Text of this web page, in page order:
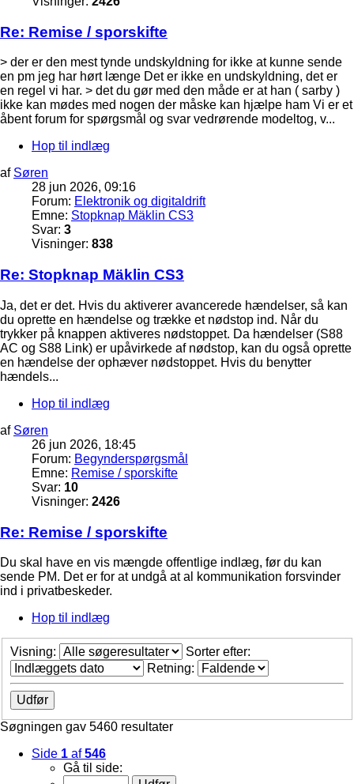
Re: Remise / sporskifte
> der er den mest tynde undskyldning for ikke at kunne sende
en pm jeg har hørt længe Det er ikke en undskyldning, det er
en regel vi har. > det du gør med den måde er at han ( sarby )
ikke kan mødes med nogen der måske kan hjælpe ham Vi er et
åbent forum for spørgsmål og svar vedrørende modeltog, v...
Hop til indlæg
af Søren
28 jun 2026, 09:16
Forum: Elektronik og digitaldrift
Emne: Stopknap Mäklin CS3
Svar: 3
Visninger: 838
Re: Stopknap Mäklin CS3
Ja, det er det. Hvis du aktiverer avancerede hændelser, så kan
du oprette en hændelse og trække et nødstop ind. Når du
trykker på knappen aktiveres nødstoppet. Da hændelser (S88
AC og S88 Link) er upåvirkede af nødstop, kan du også oprette
en hændelse der ophæver nødstoppet. Hvis du benytter
hændels...
Hop til indlæg
af Søren
26 jun 2026, 18:45
Forum: Begynderspørgsmål
Emne: Remise / sporskifte
Svar: 10
Visninger: 2426
Re: Remise / sporskifte
Du skal have en vis mængde offentlige indlæg, før du kan
sende PM. Det er for at undgå at al kommunikation forsvinder
ind i privatbeskeder.
Hop til indlæg
Visning:
Sorter efter:
Retning:
Søgningen gav 5460 resultater
Side 1 af546
Gå til side: